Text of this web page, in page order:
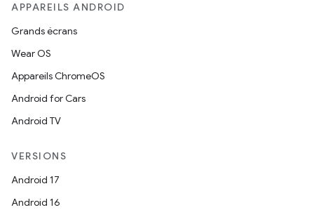
APPAREILS ANDROID
Grands écrans
Wear OS
Appareils ChromeOS
Android for Cars
Android TV
VERSIONS
Android 17
Android 16